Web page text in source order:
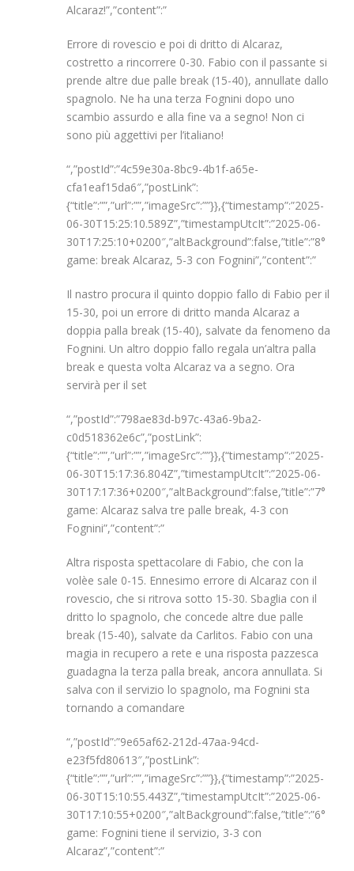
Alcaraz!”,”content”:”
Errore di rovescio e poi di dritto di Alcaraz,
costretto a rincorrere 0-30. Fabio con il passante si
prende altre due palle break (15-40), annullate dallo
spagnolo. Ne ha una terza Fognini dopo uno
scambio assurdo e alla fine va a segno! Non ci
sono più aggettivi per l’italiano!
“,”postId”:”4c59e30a-8bc9-4b1f-a65e-
cfa1eaf15da6″,”postLink”:
{“title”:””,”url”:””,”imageSrc”:””}},{“timestamp”:”2025-
06-30T15:25:10.589Z”,”timestampUtcIt”:”2025-06-
30T17:25:10+0200″,”altBackground”:false,”title”:”8°
game: break Alcaraz, 5-3 con Fognini”,”content”:”
Il nastro procura il quinto doppio fallo di Fabio per il
15-30, poi un errore di dritto manda Alcaraz a
doppia palla break (15-40), salvate da fenomeno da
Fognini. Un altro doppio fallo regala un’altra palla
break e questa volta Alcaraz va a segno. Ora
servirà per il set
“,”postId”:”798ae83d-b97c-43a6-9ba2-
c0d518362e6c”,”postLink”:
{“title”:””,”url”:””,”imageSrc”:””}},{“timestamp”:”2025-
06-30T15:17:36.804Z”,”timestampUtcIt”:”2025-06-
30T17:17:36+0200″,”altBackground”:false,”title”:”7°
game: Alcaraz salva tre palle break, 4-3 con
Fognini”,”content”:”
Altra risposta spettacolare di Fabio, che con la
volèe sale 0-15. Ennesimo errore di Alcaraz con il
rovescio, che si ritrova sotto 15-30. Sbaglia con il
dritto lo spagnolo, che concede altre due palle
break (15-40), salvate da Carlitos. Fabio con una
magia in recupero a rete e una risposta pazzesca
guadagna la terza palla break, ancora annullata. Si
salva con il servizio lo spagnolo, ma Fognini sta
tornando a comandare
“,”postId”:”9e65af62-212d-47aa-94cd-
e23f5fd80613″,”postLink”:
{“title”:””,”url”:””,”imageSrc”:””}},{“timestamp”:”2025-
06-30T15:10:55.443Z”,”timestampUtcIt”:”2025-06-
30T17:10:55+0200″,”altBackground”:false,”title”:”6°
game: Fognini tiene il servizio, 3-3 con
Alcaraz”,”content”:”